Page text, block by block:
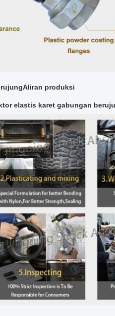
Aliran produksi
elastis karet gabungan